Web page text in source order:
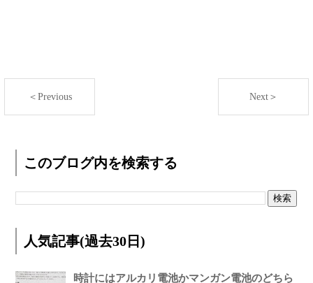
＜Previous Next＞
このブログ内を検索する
人気記事(過去30日)
時計にはアルカリ電池かマンガン電池のどちら